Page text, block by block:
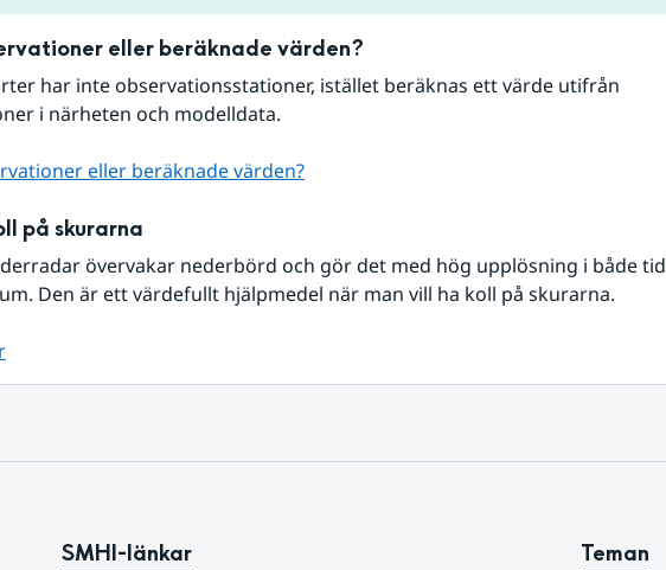
eller beräknade värden?
har inte observationsstationer, istället beräknas ett värde utifrån
i närheten och modelldata.
eller beräknade värden?
på skurarna
övervakar nederbörd och gör det med hög upplösning i både tid
Den är ett värdefullt hjälpmedel när man vill ha koll på skurarna.
SMHI-länkar Teman